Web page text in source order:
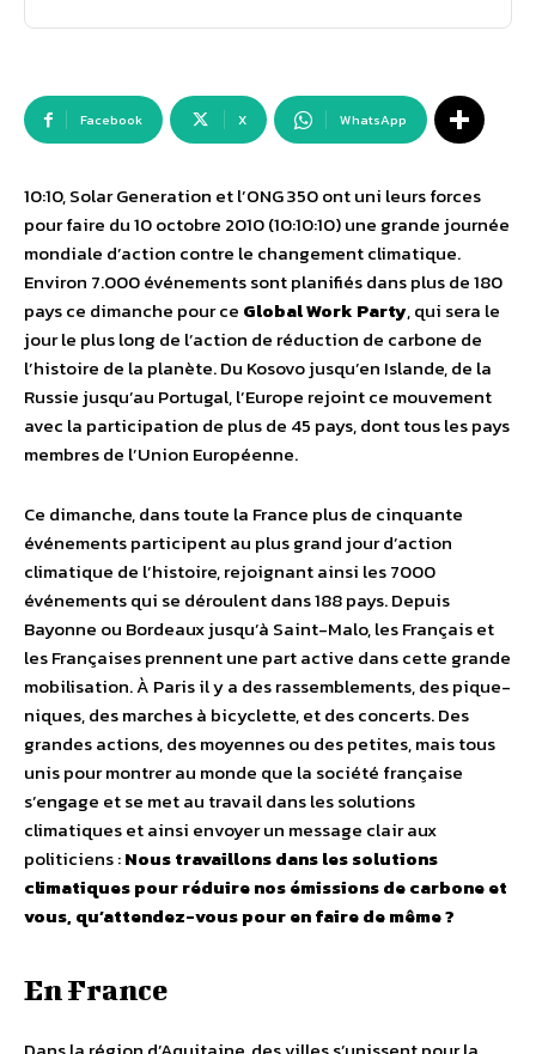
Facebook X WhatsApp
10:10, Solar Generation et l’ONG 350 ont uni leurs forces
pour faire du 10 octobre 2010 (10:10:10) une grande journée
mondiale d’action contre le changement climatique.
Environ 7.000 événements sont planifiés dans plus de 180
pays ce dimanche pour ce Global Work Party, qui sera le
jour le plus long de l’action de réduction de carbone de
l’histoire de la planète. Du Kosovo jusqu’en Islande, de la
Russie jusqu’au Portugal, l’Europe rejoint ce mouvement
avec la participation de plus de 45 pays, dont tous les pays
membres de l’Union Européenne.
Ce dimanche, dans toute la France plus de cinquante
événements participent au plus grand jour d’action
climatique de l’histoire, rejoignant ainsi les 7000
événements qui se déroulent dans 188 pays. Depuis
Bayonne ou Bordeaux jusqu’à Saint-Malo, les Français et
les Françaises prennent une part active dans cette grande
mobilisation. À Paris il y a des rassemblements, des pique-
niques, des marches à bicyclette, et des concerts. Des
grandes actions, des moyennes ou des petites, mais tous
unis pour montrer au monde que la société française
s’engage et se met au travail dans les solutions
climatiques et ainsi envoyer un message clair aux
politiciens :Nous travaillons dans les solutions
climatiques pour réduire nos émissions de carbone et
vous, qu’attendez-vous pour en faire de même ?
En France